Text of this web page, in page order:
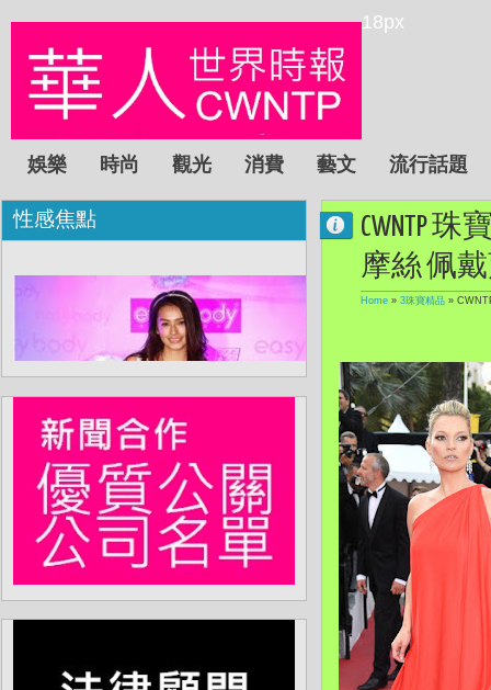
18px
娛樂 時尚 觀光 消費 藝文 流行話題
CWNTP
摩絲 佩
Home » 3珠寶精品 »
性感焦點